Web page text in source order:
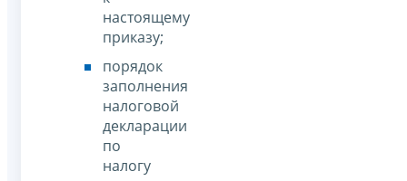
настоящему
приказу;
порядок
заполнения
налоговой
декларации
по
налогу